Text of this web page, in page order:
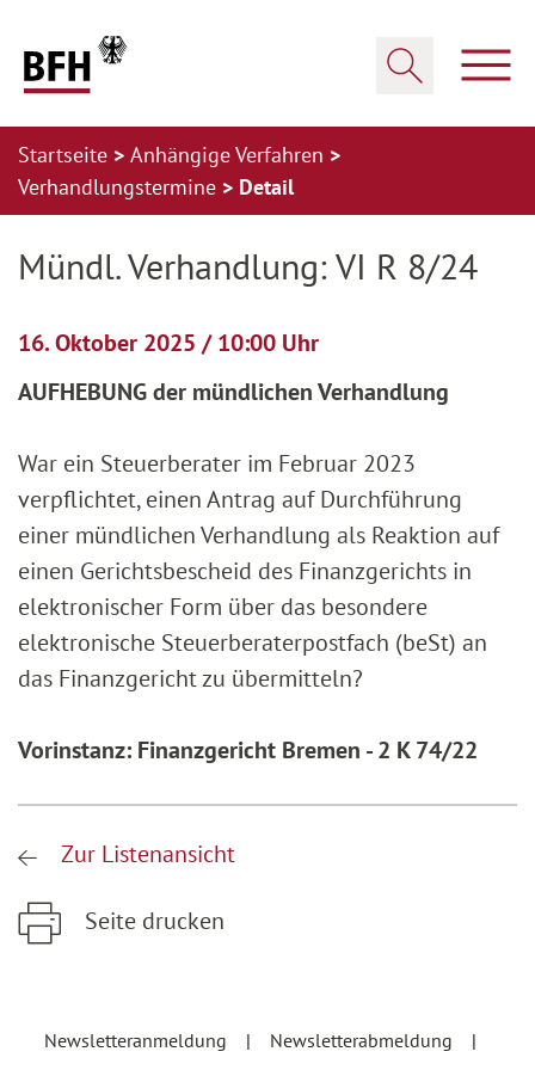
Startseite
Anhängige Verfahren
Verhandlungstermine
Detail
Mündl. Verhandlung: VI R 8/24
16. Oktober 2025 / 10:00 Uhr
AUFHEBUNG der mündlichen Verhandlung
War ein Steuerberater im Februar 2023
verpflichtet, einen Antrag auf Durchführung
einer mündlichen Verhandlung als Reaktion auf
einen Gerichtsbescheid des Finanzgerichts in
elektronischer Form über das besondere
elektronische Steuerberaterpostfach (beSt) an
das Finanzgericht zu übermitteln?
Vorinstanz: Finanzgericht Bremen - 2 K 74/22
Zur Listenansicht
Seite drucken
Newsletteranmeldung
Newsletterabmeldung